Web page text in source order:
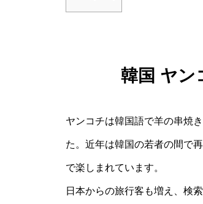
韓国 ヤン
ヤンコチは韓国語で羊の串焼
た。近年は韓国の若者の間で
で楽しまれています。
日本からの旅行客も増え、検